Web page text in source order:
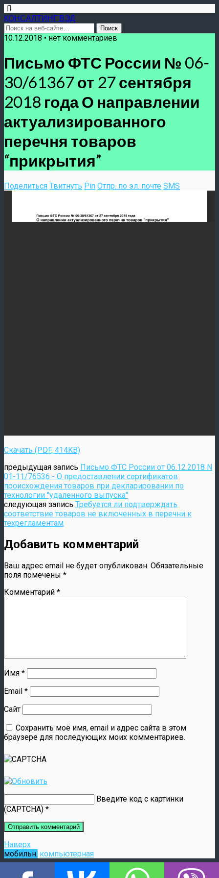
КОНСАЛТИНГ ВЭД
10.12.2018 • нет комментариев
Письмо ФТС России № 06-
30/61367 от 27 сентября
2018 года О направлении
актуализированного
перечня товаров
“прикрытия”
Поделиться Твитнуть Pin Отпр. по эл. почте SMS
Скачать (PDF, 414KB)
предыдущая запись Письмо ФТС России от 06.12.2018 N
01-11/76536 - О предоставлении сертификатов
происхождения товаров при декларировании по
технологии "удаленного выпуска"
следующая запись Требуется ли подтверждать
соответствие товаров не включенных в перечни к
техрегламентам
Добавить комментарий
Ваш адрес email не будет опубликован. Обязательные
поля помечены *
Комментарий *
Имя *
Email *
Сайт
Сохранить моё имя, email и адрес сайта в этом
браузере для последующих моих комментариев.
Введите код с картинки
(CAPTCHA) *
Наверх
мобильн. компьютерная